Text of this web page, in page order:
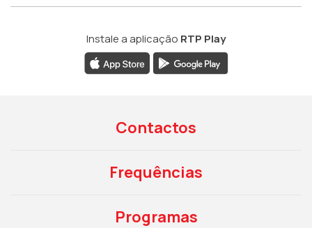
Instale a aplicação RTP Play
Contactos
Frequências
Programas